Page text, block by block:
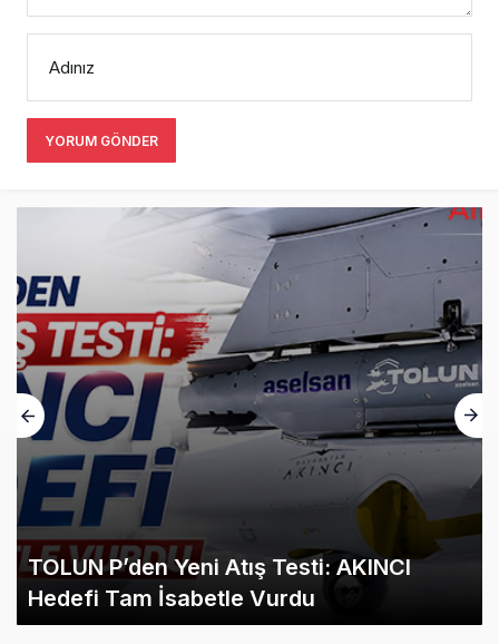
Adınız
YORUM GÖNDER
TOLUN P’den Yeni Atış Testi: AKINCI
Hedefi Tam İsabetle Vurdu